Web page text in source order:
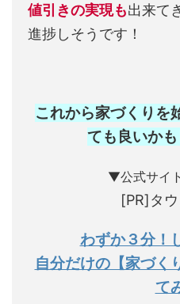
値引きの実現も出来て
進捗しそうです！
これから家づくりを
ても良いか
▼公式サイ
[PR]タ
わずか３分！
自分だけの【家づく
て